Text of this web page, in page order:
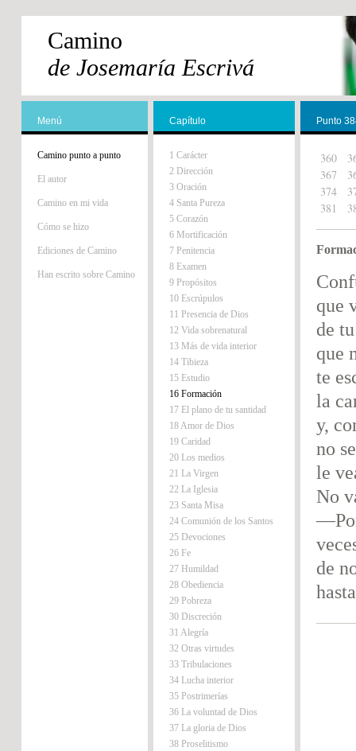
Camino
de Josemaría Escrivá
Menú
Camino punto a punto
El autor
Camino en mi vida
Cómo se hizo
Ediciones de Camino
Han escrito sobre Camino
Capítulo
1 Carácter
2 Dirección
3 Oración
4 Santa Pureza
5 Corazón
6 Mortificación
7 Penitencia
8 Examen
9 Propósitos
10 Escrúpulos
11 Presencia de Dios
12 Vida sobrenatural
13 Más de vida interior
14 Tibieza
15 Estudio
16 Formación
17 El plano de tu santidad
18 Amor de Dios
19 Caridad
20 Los medios
21 La Virgen
22 La Iglesia
23 Santa Misa
24 Comunión de los Santos
25 Devociones
26 Fe
27 Humildad
28 Obediencia
29 Pobreza
30 Discreción
31 Alegría
32 Otras virtudes
33 Tribulaciones
34 Lucha interior
35 Postrimerías
36 La voluntad de Dios
37 La gloria de Dios
38 Proselitismo
Punto
360
367
374
381
que
de
que
te
la
y,
no
le
No
de